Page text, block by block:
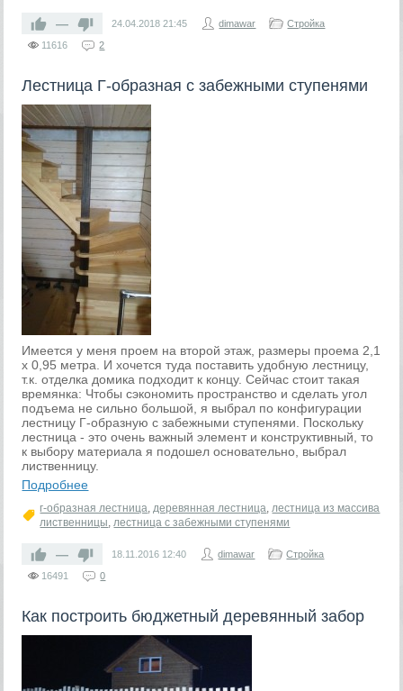
— 24.04.2018 21:45 dimawar
Стройка
11616
2
Лестница Г-образная с забежными ступенями
Имеется у меня проем на второй этаж, размеры проема 2,1
х 0,95 метра. И хочется туда поставить удобную лестницу,
т.к. отделка домика подходит к концу. Сейчас стоит такая
времянка: Чтобы сэкономить пространство и сделать угол
подъема не сильно большой, я выбрал по конфигурации
лестницу Г-образную с забежными ступенями. Поскольку
лестница - это очень важный элемент и конструктивный, то
к выбору материала я подошел основательно, выбрал
лиственницу.
Подробнее
г-образная лестница,деревянная лестница,лестница из массива
лиственницы,лестница с забежными ступенями
— 18.11.2016 12:40 dimawar
Стройка
16491
0
Как построить бюджетный деревянный забор